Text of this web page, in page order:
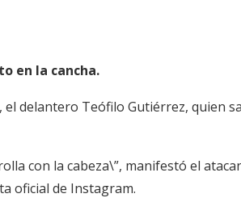
en la cancha.
delantero Teófilo Gutiérrez, quien
con la cabeza\”, manifestó el
oficial de Instagram.